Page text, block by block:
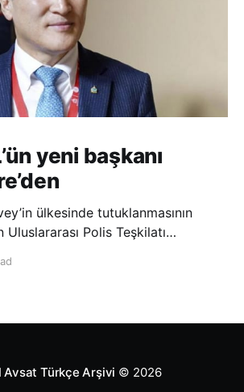
yeni başkanı
ülkesinde tutuklanmasının
Uluslararası Polis Teşkilatı
Avsat Türkçe Arşivi © 2026